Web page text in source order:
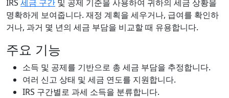
IRS 세금 구간 및 공제 기준을 사용하여 귀하의 세금 상황을
명확하게 보여줍니다. 재정 계획을 세우거나, 급여를 확인하
거나, 과거 몇 년의 세금 부담을 비교할 때 유용합니다.
주요 기능
소득 및 공제를 기반으로 총 세금 부담을 추정합니다.
여러 신고 상태 및 세금 연도를 지원합니다.
IRS 구간별로 과세 소득을 분류합니다.